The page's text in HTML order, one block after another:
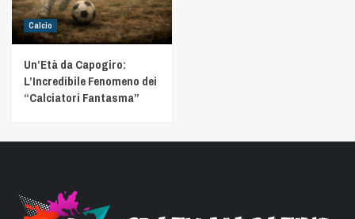
Calcio
Un’Età da Capogiro:
L’Incredibile Fenomeno dei
“Calciatori Fantasma”